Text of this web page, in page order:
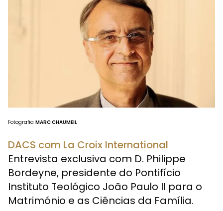
Fotografia MARC CHAUMEIL
DACS com La Croix International
Entrevista exclusiva com D. Philippe
Bordeyne, presidente do Pontifício
Instituto Teológico João Paulo II para o
Matrimónio e as Ciências da Família.